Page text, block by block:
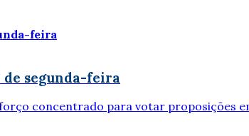
de segunda-feira
concentrado para votar proposições